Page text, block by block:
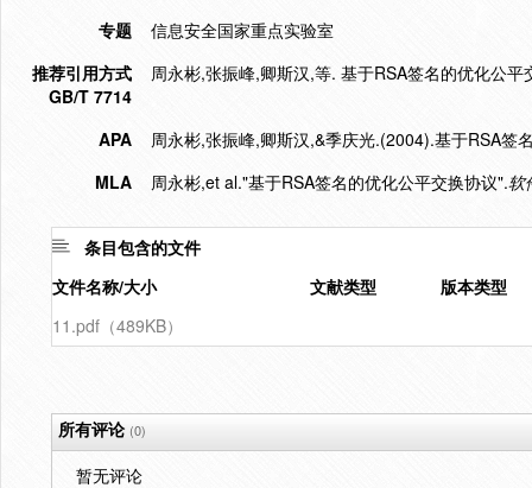
专题
信息安全国家重点实验室
推荐引用方式
GB/T 7714
周永彬,张振峰,卿斯汉,等. 基于RSA签名的优化公
APA
周永彬,张振峰,卿斯汉,&季庆光.(2004).基于RSA签
MLA
周永彬,et al."基于RSA签名的优化公平交换协议".软
条目包含的文件
文件名称/大小
文献类型
版本类型
11.pdf（489KB）
所有评论(0)
暂无评论